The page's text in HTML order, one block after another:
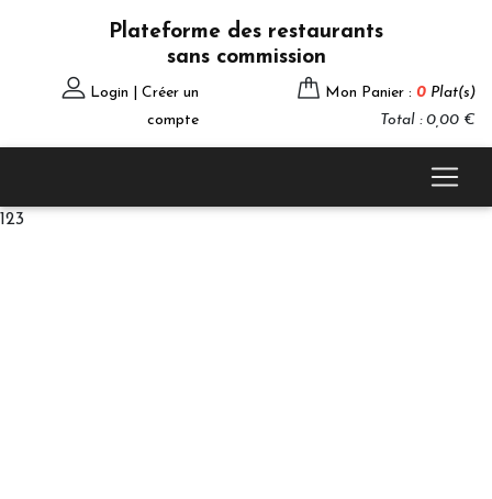
Plateforme des restaurants
sans commission
Login | Créer un
compte
Mon Panier : 0 Plat(s)
Total : 0,00 €
123